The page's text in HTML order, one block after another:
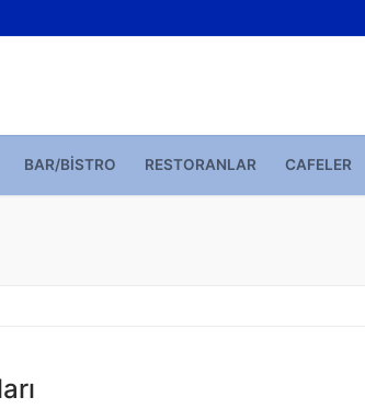
BAR/BISTRO RESTORANLAR CAFELER